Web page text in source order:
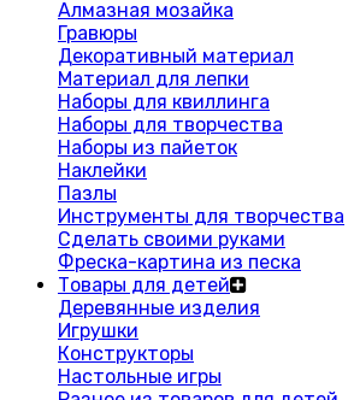
Алмазная мозайка
Гравюры
Декоративный материал
Материал для лепки
Наборы для квиллинга
Наборы для творчества
Наборы из пайеток
Наклейки
Пазлы
Инструменты для творчества
Сделать своими руками
Фреска-картина из песка
Товары для детей
Деревянные изделия
Игрушки
Конструкторы
Настольные игры